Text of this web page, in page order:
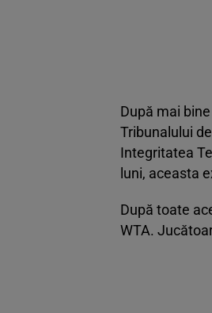
După mai
Tribunalului
Integritatea
luni, aceasta
După toate
WTA.